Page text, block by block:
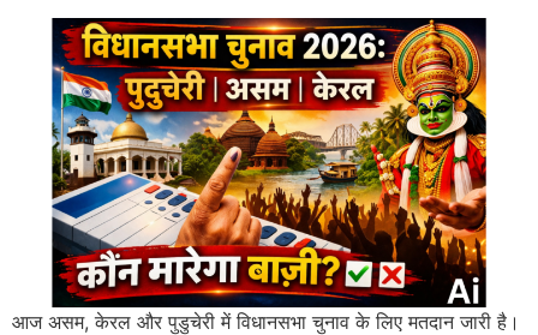
आज असम, केरल और पुडुचेरी में विधानसभा चुनाव के लिए मतदान जारी है।